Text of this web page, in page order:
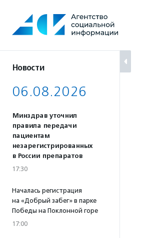
содержанию
Новости
06.08.2026
Минздрав уточнил
правила передачи
пациентам
незарегистрированных
в России препаратов
17:30
Началась регистрация
на «Добрый забег» в парке
Победы на Поклонной горе
17:00